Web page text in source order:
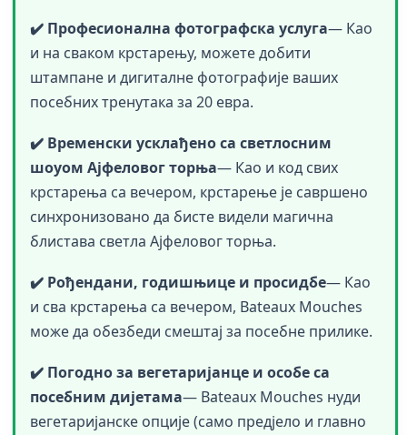
✔️ Професионална фотографска услуга— Као
и на сваком крстарењу, можете добити
штампане и дигиталне фотографије ваших
посебних тренутака за 20 евра.
✔️ Временски усклађено са светлосним
шоуом Ајфеловог торња— Као и код свих
крстарења са вечером, крстарење је савршено
синхронизовано да бисте видели магична
блистава светла Ајфеловог торња.
✔️ Рођендани, годишњице и просидбе— Као
и сва крстарења са вечером, Bateaux Mouches
може да обезбеди смештај за посебне прилике.
✔️ Погодно за вегетаријанце и особе са
посебним дијетама— Bateaux Mouches нуди
вегетаријанске опције (само предјело и главно